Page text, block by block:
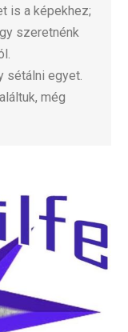
is a képekhez;
szeretnénk
sétálni egyet.
még